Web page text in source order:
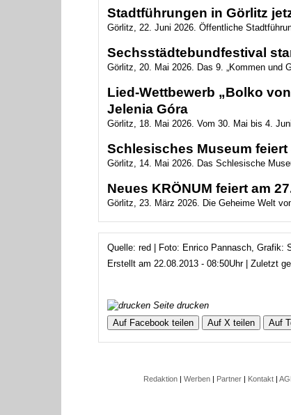
Stadtführungen in Görlitz
Görlitz, 22. Juni 2026. Öffentliche
Sechsstädtebundfestival
Görlitz, 20. Mai 2026. Das 9. „Kommen und
Lied-Wettbewerb „Bolko
Jelenia Góra
Görlitz, 18. Mai 2026. Vom 30. Mai bis 4.
Schlesisches Museum
Görlitz, 14. Mai 2026. Das Schlesische
Neues KRÖNUM feiert am
Görlitz, 23. März 2026. Die Geheime Welt
Quelle: red | Foto: Enrico Pannasch, Grafik:
Erstellt am 22.08.2013 - 08:50Uhr | Zuletzt
Seite drucken
Auf Facebook teilen
Auf X teilen Auf
Redaktion | Werben | Partner | Kontakt |